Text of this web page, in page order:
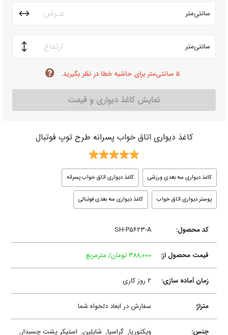
سانتی‌متر
سانتی‌متر
۵ سانتی‌متر برای حاشیه خطا در نظر بگیرید.
نمایش کاغذ دیواری و قیمت
کاغذ دیواری اتاق خواب پسرانه طرح توپ فوتبال
کاغذ دیواری سه بعدی ورزشی کاغذ دیواری اتاق خواب پسرانه
پوستر دیواری اتاق خواب کاغذ دیواری سه بعدی فوتبالی
کد محصول: SH-P۵۶۲۳-A
قیمت محصول از: ۳۸۸,۰۰۰ تومان/ مترمربع
زمان آماده سازی: ۲ روز کاری
متراژ: سفارش در ابعاد دلخواه شما
جنس: ویکتوریا,گراسیا, شایلین, استیکر پشت چسبدار,